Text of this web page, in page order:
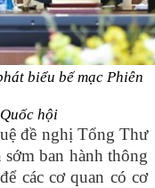
biểu bế mạc Phiên
hội
đề nghị Tổng Thư
ban hành thông
các cơ quan có cơ